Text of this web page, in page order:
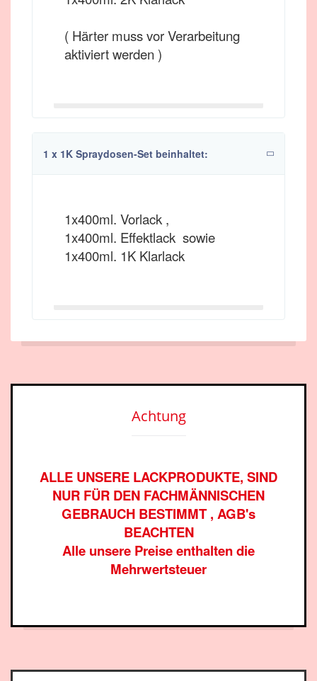
( Härter muss vor Verarbeitung
aktiviert werden )
1 x 1K Spraydosen-Set beinhaltet:
1x400ml. Vorlack ,
1x400ml. Effektlack sowie
1x400ml. 1K Klarlack
Achtung
ALLE UNSERE LACKPRODUKTE, SIND
NUR FÜR DEN FACHMÄNNISCHEN
GEBRAUCH BESTIMMT , AGB's
BEACHTEN
Alle unsere Preise enthalten die
Mehrwertsteuer